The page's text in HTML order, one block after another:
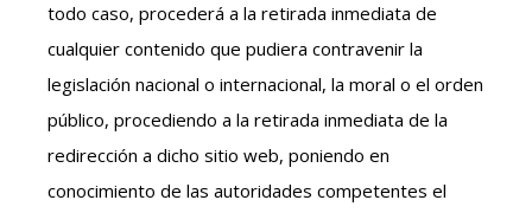
todo caso, procederá a la retirada inmediata de
cualquier contenido que pudiera contravenir la
legislación nacional o internacional, la moral o el orden
público, procediendo a la retirada inmediata de la
redirección a dicho sitio web, poniendo en
conocimiento de las autoridades competentes el